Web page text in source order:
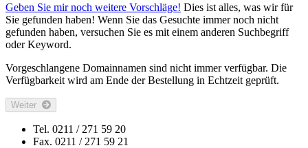
Geben Sie mir noch weitere Vorschläge! Dies ist alles, was wir für
Sie gefunden haben! Wenn Sie das Gesuchte immer noch nicht
gefunden haben, versuchen Sie es mit einem anderen Suchbegriff
oder Keyword.
Vorgeschlangene Domainnamen sind nicht immer verfügbar. Die
Verfügbarkeit wird am Ende der Bestellung in Echtzeit geprüft.
Tel. 0211 / 271 59 20
Fax. 0211 / 271 59 21